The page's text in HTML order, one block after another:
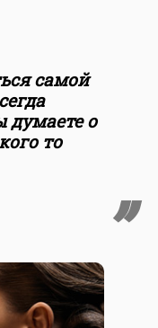
самой
думаете о
то